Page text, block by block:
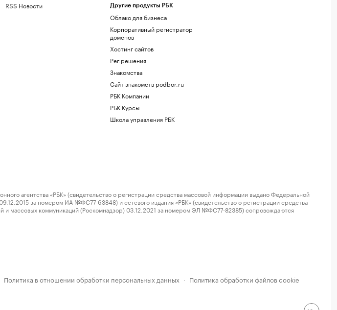
RSS Новости Другие продукты РБК
Облако для бизнеса
Корпоративный регистратор
доменов
Хостинг сайтов
Рег.решения
Знакомства
Сайт знакомств podbor.ru
РБК Компании
РБК Курсы
Школа управления РБК
«РБК» (свидетельство о регистрации средства массовой информации выдано Федеральной
за номером ИА №ФС77-63848) и сетевого издания «РБК» (свидетельство о регистрации средства
массовых коммуникаций (Роскомнадзор) 03.12.2021 за номером ЭЛ №ФС77-82385) сопровождаются
Политика в отношении обработки персональных данных · Политика обработки файлов cookie